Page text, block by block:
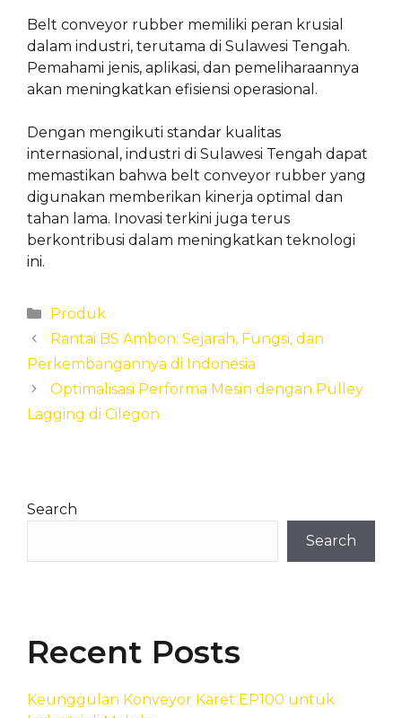
Belt conveyor rubber memiliki peran krusial
dalam industri, terutama di Sulawesi Tengah.
Pemahami jenis, aplikasi, dan pemeliharaannya
akan meningkatkan efisiensi operasional.
Dengan mengikuti standar kualitas
internasional, industri di Sulawesi Tengah dapat
memastikan bahwa belt conveyor rubber yang
digunakan memberikan kinerja optimal dan
tahan lama. Inovasi terkini juga terus
berkontribusi dalam meningkatkan teknologi
ini.
Categories
Produk
Rantai BS Ambon: Sejarah, Fungsi, dan
Perkembangannya di Indonesia
Optimalisasi Performa Mesin dengan Pulley
Lagging di Cilegon
Search
Search
Recent Posts
Keunggulan Konveyor Karet EP100 untuk